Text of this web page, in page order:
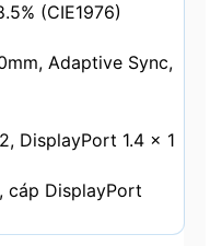
(CIE1976)
Adaptive Sync,
DisplayPort 1.4 × 1
cáp DisplayPort